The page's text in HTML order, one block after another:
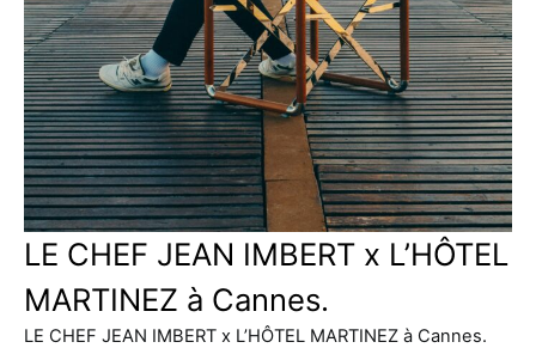
LE CHEF JEAN IMBERT x L’HÔTEL
MARTINEZ à Cannes.
LE CHEF JEAN IMBERT x L’HÔTEL MARTINEZ à Cannes.